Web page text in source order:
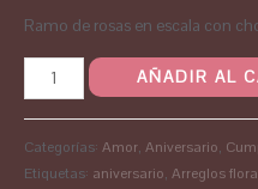
Ramo de rosas en escala con
AÑADIR AL
Categorías: Amor, Aniversario,
Etiquetas: aniversario, Arreglos